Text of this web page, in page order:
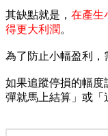
其缺點就是， 在產生
得更大利潤。
為了防止小幅盈利，
如果追蹤停損的幅度
彈就馬上結算」或「